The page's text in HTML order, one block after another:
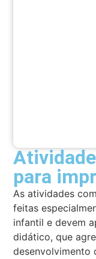
para
As atividades
feitas
infantil e devem
didático, que
desenvolvimento